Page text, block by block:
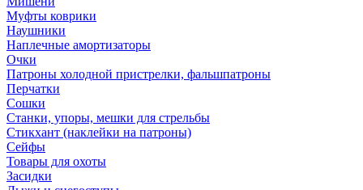
Муфты коврики
Наушники
Наплечные амортизаторы
Очки
Патроны холодной пристрелки, фальшпатроны
Перчатки
Сошки
Станки, упоры, мешки для стрельбы
Стикхант (наклейки на патроны)
Сейфы
Товары для охоты
Засидки